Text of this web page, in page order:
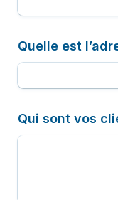
Quelle est
Qui sont vos